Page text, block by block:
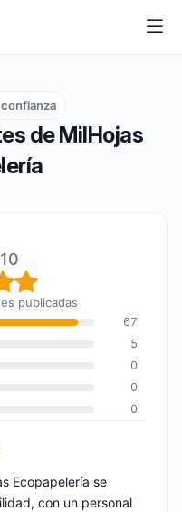
de MilHojas
global: 9,9
publicadas
67
5
0
0
0
Ecopapelería se
con un personal